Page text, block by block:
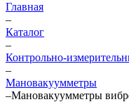
Главная
–
Каталог
–
Контрольно-
–
Мановакуумметры
–Мановакуумметры